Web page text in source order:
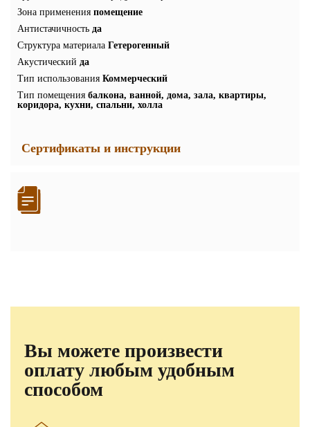
Зона применения помещение
Антистачичность да
Структура материала Гетерогенный
Акустический да
Тип использования Коммерческий
Тип помещения балкона, ванной, дома, зала, квартиры,
коридора, кухни, спальни, холла
Сертификаты и инструкции
Вы можете произвести
оплату любым удобным
способом